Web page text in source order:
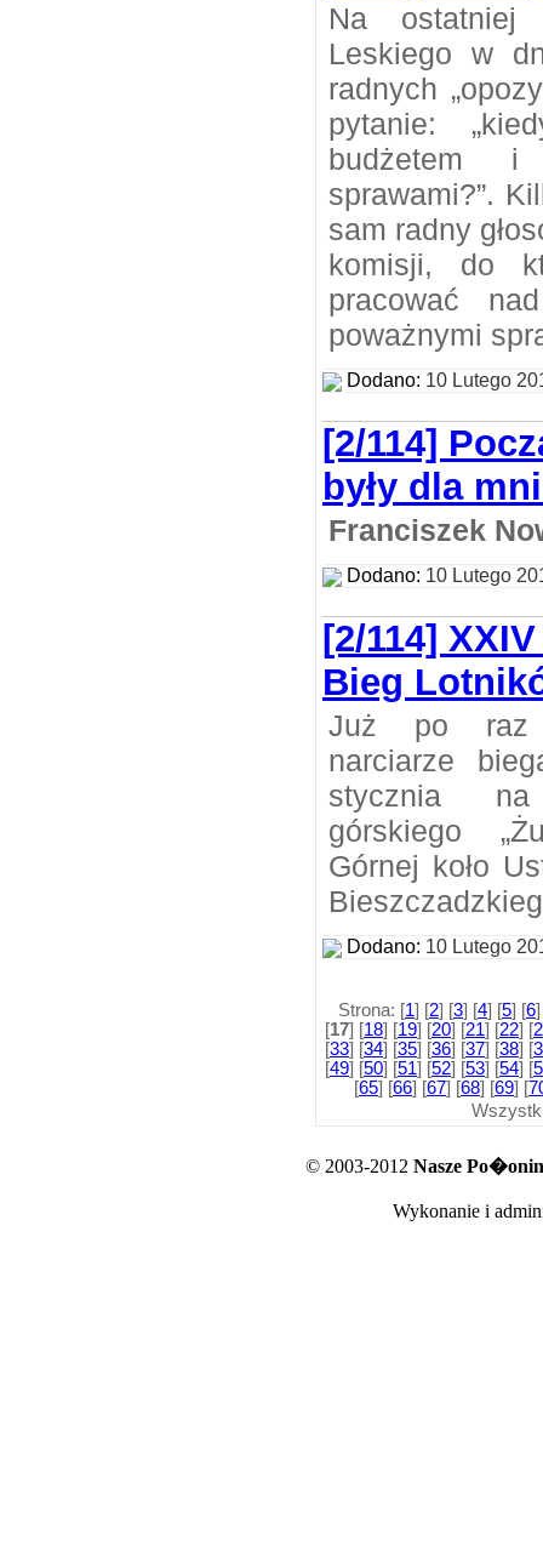
Na ostatniej
Leskiego w
radnych
pytanie:
budżetem i
sprawami?”.
sam radny
komisji, do
pracować
poważnymi
Dodano: 10 Lutego
[2/114]
były dla
Franciszek
Dodano: 10 Lutego
[2/114]
Bieg
Już po raz
narciarze
stycznia
górskiego
Górnej koło
Dodano: 10 Lutego
Strona: [1] [2] [3] [4] [5] [6
[17] [18] [19] [20] [21] [22] [
[33] [34] [35] [36] [37] [38] [
[49] [50] [51] [52] [53] [54] [
[65] [66] [67] [68] [69] [
© 2003-2012 Nasze
Wykonanie i